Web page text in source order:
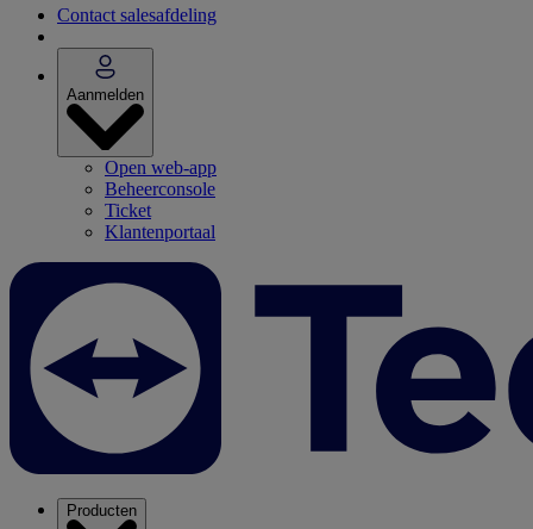
Contact salesafdeling
Aanmelden
Open web-app
Beheerconsole
Ticket
Klantenportaal
Producten